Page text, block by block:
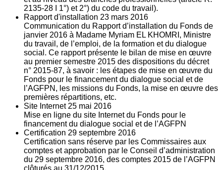
2135‐28 I 1°) et 2°) du code du travail).
Rapport d'installation 23 mars 2016
Communication du Rapport d’installation du Fonds de
janvier 2016 à Madame Myriam EL KHOMRI, Ministre
du travail, de l’emploi, de la formation et du dialogue
social. Ce rapport présente le bilan de mise en œuvre
au premier semestre 2015 des dispositions du décret
n° 2015-87, à savoir : les étapes de mise en œuvre du
Fonds pour le financement du dialogue social et de
l’AGFPN, les missions du Fonds, la mise en œuvre des
premières répartitions, etc.
Site Internet 25 mai 2016
Mise en ligne du site Internet du Fonds pour le
financement du dialogue social et de l’AGFPN
Certification 29 septembre 2016
Certification sans réserve par les Commissaires aux
comptes et approbation par le Conseil d’administration
du 29 septembre 2016, des comptes 2015 de l’AGFPN